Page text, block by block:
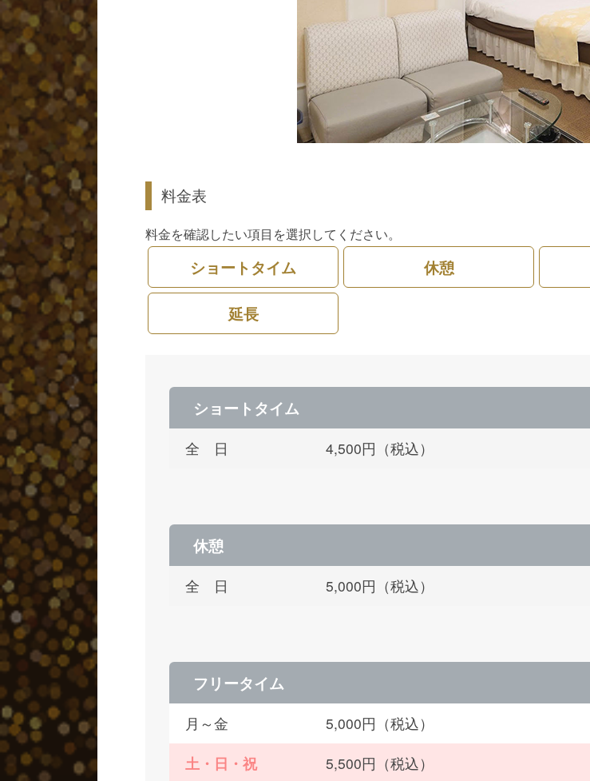
料金表
料金を確認したい項目を選択してください。
ショートタイム 休憩
延長
ショートタイム
全 日 4,500円（税込）
休憩
全 日 5,000円（税込）
フリータイム
月～金
5,000円（税込）
土・日・祝
5,500円（税込）